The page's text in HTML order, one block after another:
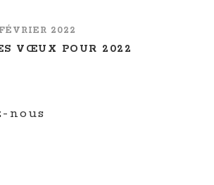
2022
VŒUX POUR 2022
nous